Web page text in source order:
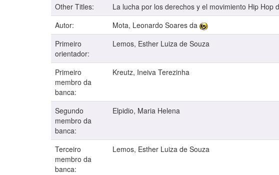
Other Titles:
La lucha por los derechos y el movimiento Hip Hop
Autor:
Mota, Leonardo Soares da
Primeiro
orientador:
Lemos, Esther Luiza de Souza
Primeiro
membro da
banca:
Kreutz, Ineiva Terezinha
Segundo
membro da
banca:
Elpidio, Maria Helena
Terceiro
membro da
banca:
Lemos, Esther Luiza de Souza